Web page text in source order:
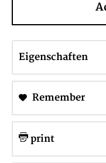
Eigenschaften
Remember
print